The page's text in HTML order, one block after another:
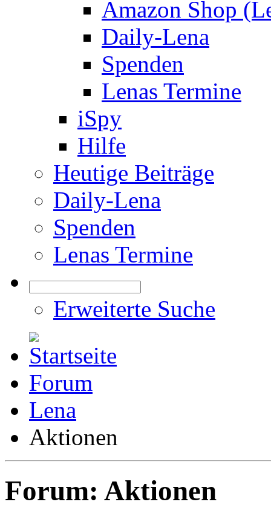
Amazon Shop
Daily-Lena
Spenden
Lenas Termine
iSpy
Hilfe
Heutige Beiträge
Daily-Lena
Spenden
Lenas Termine
Erweiterte Suche
Forum
Lena
Aktionen
Forum: Aktionen